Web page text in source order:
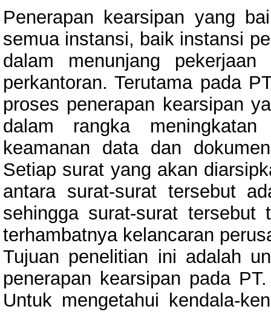
Penerapan kearsipan yang
semua instansi, baik instansi
dalam menunjang
perkantoran. Terutama pada
proses penerapan kearsipan
dalam rangka
keamanan data dan
Setiap surat yang akan
antara surat-surat tersebut
sehingga surat-surat
terhambatnya kelancaran
Tujuan penelitian ini adalah
penerapan kearsipan pada
Untuk mengetahui kendala-